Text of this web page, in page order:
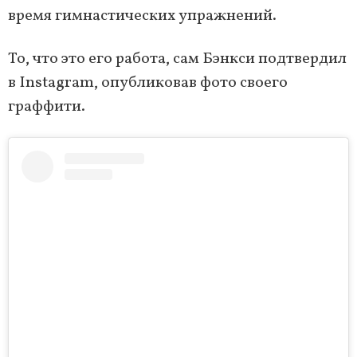
время гимнастических упражнений.
То, что это его работа, сам Бэнкси подтвердил
в Instagram, опубликовав фото своего
граффити.